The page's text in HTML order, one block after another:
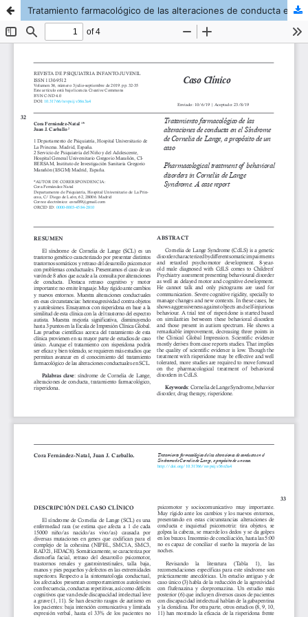
Tratamiento farmacológico de las alteraciones de conducta en el Síndrome de Cornelia de Lange, a propósito de un caso